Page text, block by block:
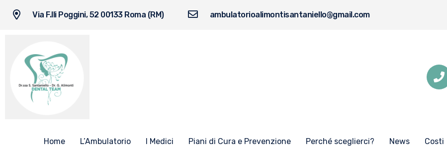
Via F.lli Poggini, 52 00133 Roma (RM) ambulatorioalimontisantaniello@gmail.com
Home L’Ambulatorio I Medici Piani di Cura e Prevenzione Perché sceglierci? News Costi